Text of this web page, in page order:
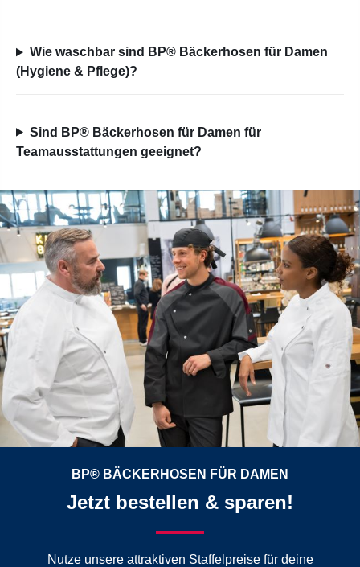
Wie waschbar sind BP® Bäckerhosen für Damen
(Hygiene & Pflege)?
Sind BP® Bäckerhosen für Damen für
Teamausstattungen geeignet?
BP® BÄCKERHOSEN FÜR DAMEN
Jetzt bestellen & sparen!
Nutze unsere attraktiven Staffelpreise für deine